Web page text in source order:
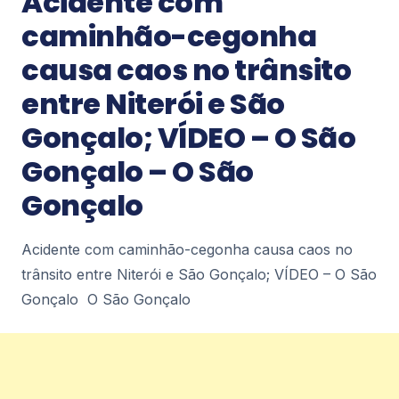
beneficiários em Petrópolis na segunda-feira
(10) diariodepetropolis.com.br
3
Petrópolis recebe Encontro Internacional
de Esports nos dias 11 e 12 de agosto –
diariodepetropolis.com.br
Petrópolis recebe Encontro Internacional de
Esports nos dias 11 e 12 de
agosto diariodepetropolis.com.br
3
Notícias
Prefeitura realiza simulado de chuvas
diariodepetropolis.com.br
caminhão-cegonha
causa caos no trânsito
entre Niterói e São
Gonçalo; VÍDEO – O São
Gonçalo – O São
Gonçalo
Acidente com caminhão-cegonha causa caos no
trânsito entre Niterói e São Gonçalo; VÍDEO – O São
Gonçalo O São Gonçalo